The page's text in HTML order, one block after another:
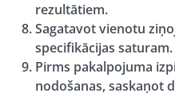
rezultātiem.
Sagatavot vienotu
specifikācijas saturam.
Pirms pakalpojuma
nodošanas, saskaņot